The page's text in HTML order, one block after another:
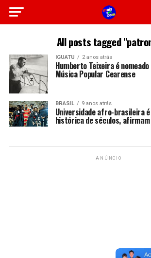
All posts tagged
IGUATU 2 anos atrás
Humberto Teixeira é
Música Popular Cearense
BRASIL 9 anos atrás
Universidade afro-brasileira
histórica de séculos,
ANÚNCIO